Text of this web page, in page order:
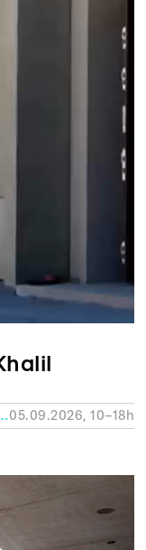
SAINT-ANTOINE, GENÈVE05.09.2026, 10–18h